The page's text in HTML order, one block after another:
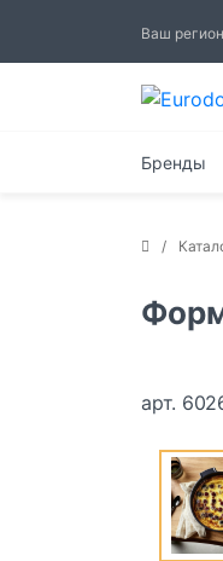
Ваш регион
Бренды
арт.